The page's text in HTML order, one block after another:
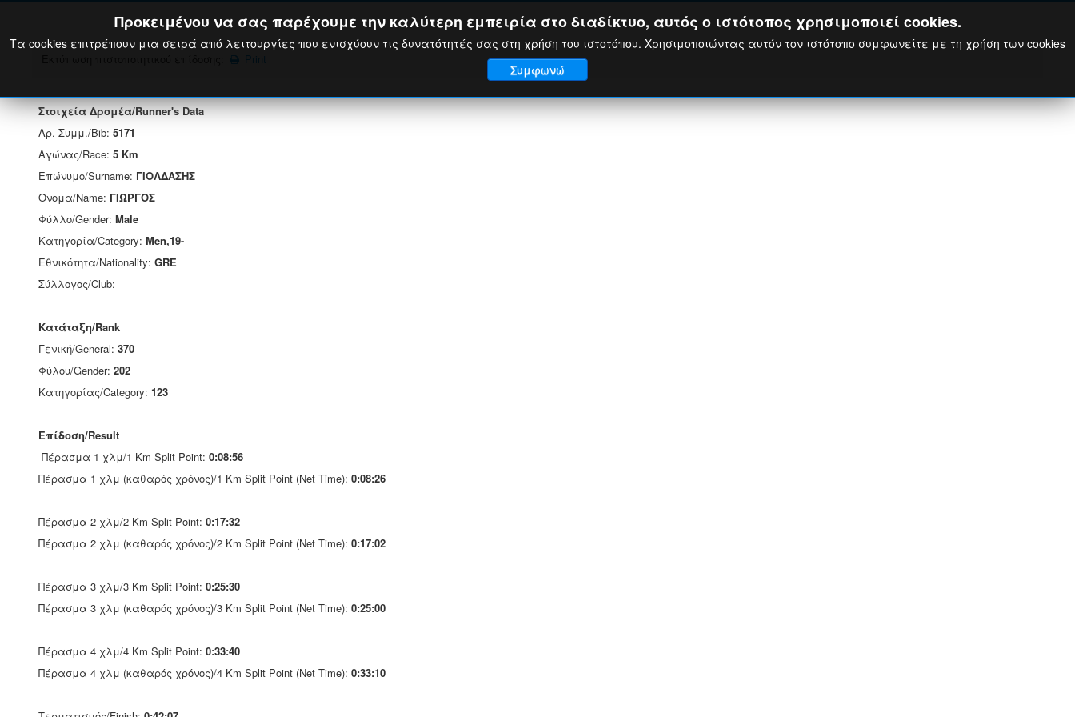
Print
Στοιχεία Δρομέα/Runner's Data
Αρ. Συμμ./Bib: 5171
Αγώνας/Race: 5 Km
Επώνυμο/Surname: ΓΙΟΛΔΑΣΗΣ
Όνομα/Name: ΓΙΩΡΓΟΣ
Φύλλο/Gender: Male
Κατηγορία/Category: Men,19-
Εθνικότητα/Nationality: GRE
Σύλλογος/Club:
Κατάταξη/Rank
Γενική/General: 370
Φύλου/Gender: 202
Κατηγορίας/Category: 123
Επίδοση/Result
Πέρασμα 1 χλμ/1 Km Split Point: 0:08:56
Πέρασμα 1 χλμ (καθαρός χρόνος)/1 Km Split Point (Net Time): 0:08:26
Πέρασμα 2 χλμ/2 Km Split Point: 0:17:32
Πέρασμα 2 χλμ (καθαρός χρόνος)/2 Km Split Point (Net Time): 0:17:02
Πέρασμα 3 χλμ/3 Km Split Point: 0:25:30
Πέρασμα 3 χλμ (καθαρός χρόνος)/3 Km Split Point (Net Time): 0:25:00
Πέρασμα 4 χλμ/4 Km Split Point: 0:33:40
Πέρασμα 4 χλμ (καθαρός χρόνος)/4 Km Split Point (Net Time): 0:33:10
Προκειμένου να σας παρέχουμε την καλύτερη εμπειρία στο διαδίκτυο, αυτός ο ιστότοπος χρησιμοποιεί cookies.
Τα cookies επιτρέπουν μια σειρά από λειτουργίες που ενισχύουν τις δυνατότητές σας στη χρήση του ιστοτόπου. Χρησιμοποιώντας αυτόν τον ιστότοπο συμφωνείτε με τη χρήση των cookies
Συμφωνώ